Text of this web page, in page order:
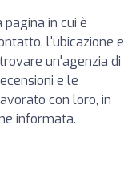
in cui è
l'ubicazione e
un'agenzia di
e le
con loro, in
informata.